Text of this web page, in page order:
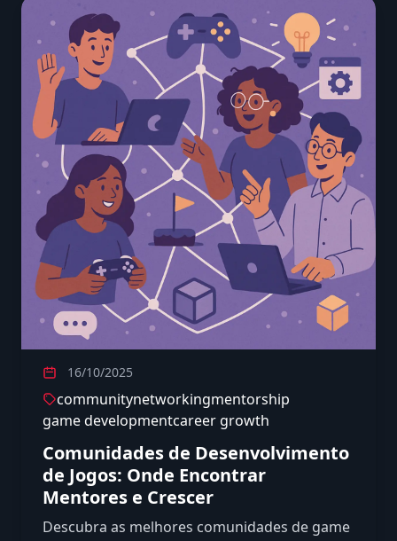
16/10/2025
communitynetworkingmentorship
game developmentcareer growth
Comunidades de Desenvolvimento
de Jogos: Onde Encontrar
Mentores e Crescer
Descubra as melhores comunidades de game